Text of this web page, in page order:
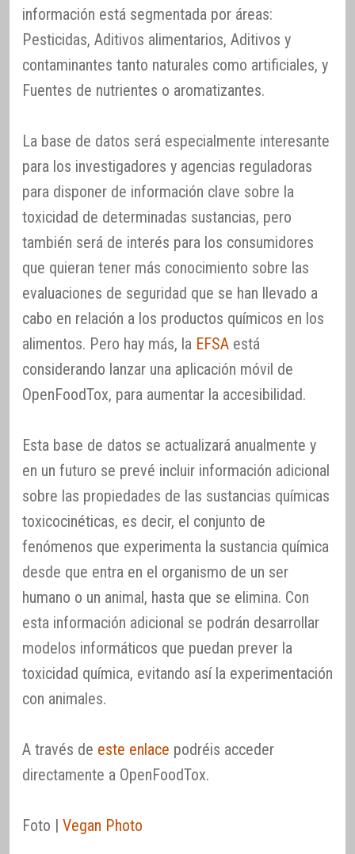
información está segmentada por áreas:
Pesticidas, Aditivos alimentarios, Aditivos y
contaminantes tanto naturales como artificiales, y
Fuentes de nutrientes o aromatizantes.
La base de datos será especialmente interesante
para los investigadores y agencias reguladoras
para disponer de información clave sobre la
toxicidad de determinadas sustancias, pero
también será de interés para los consumidores
que quieran tener más conocimiento sobre las
evaluaciones de seguridad que se han llevado a
cabo en relación a los productos químicos en los
alimentos. Pero hay más, la EFSA está
considerando lanzar una aplicación móvil de
OpenFoodTox, para aumentar la accesibilidad.
Esta base de datos se actualizará anualmente y
en un futuro se prevé incluir información adicional
sobre las propiedades de las sustancias químicas
toxicocinéticas, es decir, el conjunto de
fenómenos que experimenta la sustancia química
desde que entra en el organismo de un ser
humano o un animal, hasta que se elimina. Con
esta información adicional se podrán desarrollar
modelos informáticos que puedan prever la
toxicidad química, evitando así la experimentación
con animales.
A través de este enlace podréis acceder
directamente a OpenFoodTox.
Foto | Vegan Photo